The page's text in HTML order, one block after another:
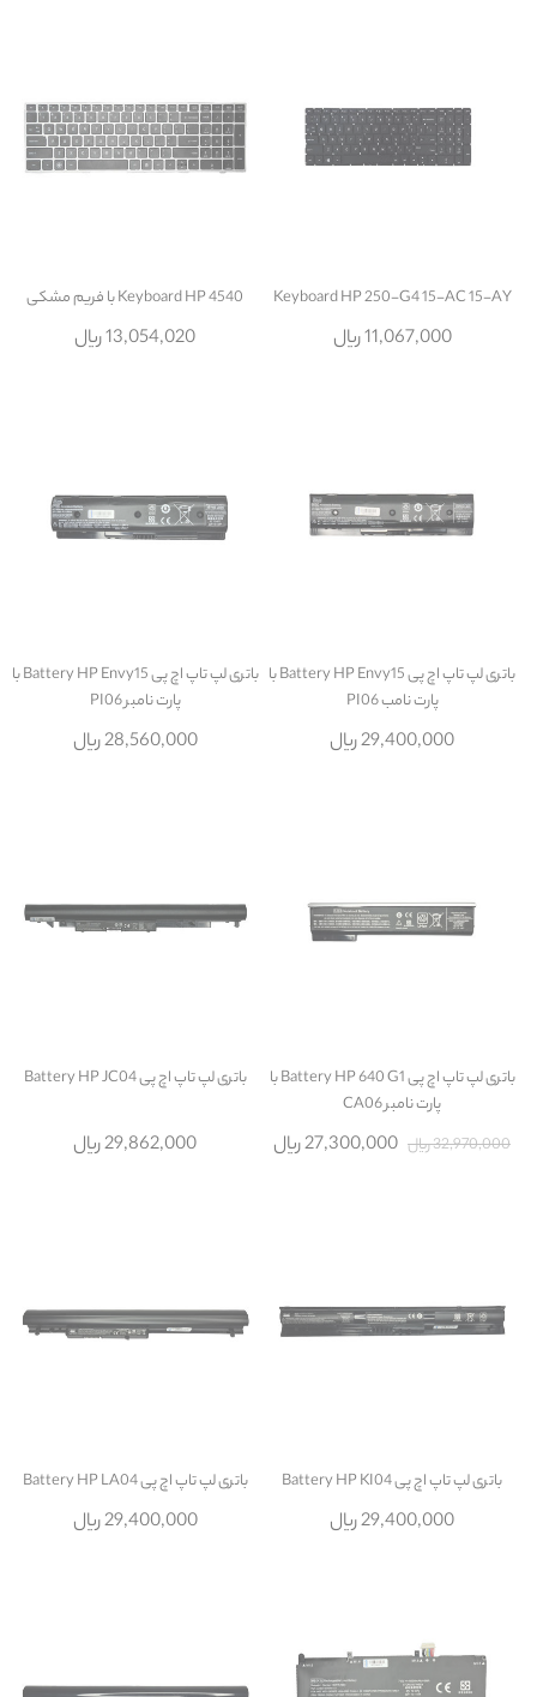
Keyboard HP 250-G4 15-AC 15-AY
11,067,000 ریال
Keyboard HP 4540 با فريم مشکی
13,054,020 ریال
باتری لپ تاپ اچ پی Battery HP Envy15 با
پارت نامب PI06
29,400,000 ریال
باتری لپ تاپ اچ پی Battery HP Envy15 با
پارت نامبر PI06
28,560,000 ریال
باتری لپ تاپ اچ پی Battery HP 640 G1 با
پارت نامبر CA06
32,970,000 ریال
27,300,000 ریال
باتری لپ تاپ اچ پی Battery HP JC04
29,862,000 ریال
باتری لپ تاپ اچ پی Battery HP KI04
29,400,000 ریال
باتری لپ تاپ اچ پی Battery HP LA04
29,400,000 ریال